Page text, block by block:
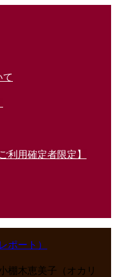
て
利用確定者限定】
ポート）
棚木恵美子（オカリ